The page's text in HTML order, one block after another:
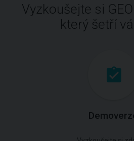
Vyzkoušejte si
který šetří